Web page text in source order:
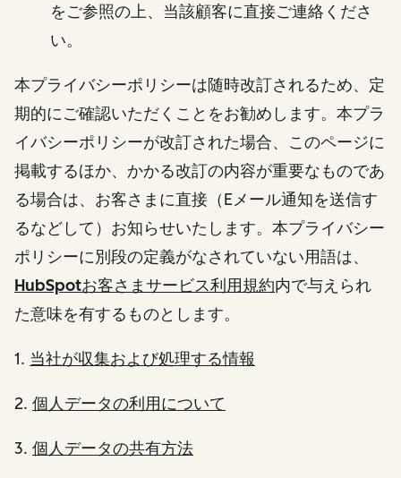
をご参照の上、当該顧客に直接ご連絡くださ
い。
本プライバシーポリシーは随時改訂されるため、定
期的にご確認いただくことをお勧めします。本プラ
イバシーポリシーが改訂された場合、このページに
掲載するほか、かかる改訂の内容が重要なものであ
る場合は、お客さまに直接（Eメール通知を送信す
るなどして）お知らせいたします。本プライバシー
ポリシーに別段の定義がなされていない用語は、
HubSpotお客さまサービス利用規約内で与えられ
た意味を有するものとします。
1. 当社が収集および処理する情報
2. 個人データの利用について
3. 個人データの共有方法